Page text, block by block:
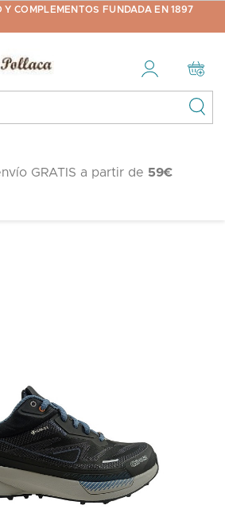
Y COMPLEMENTOS FUNDADA EN 1897
GRATIS a partir de 59€